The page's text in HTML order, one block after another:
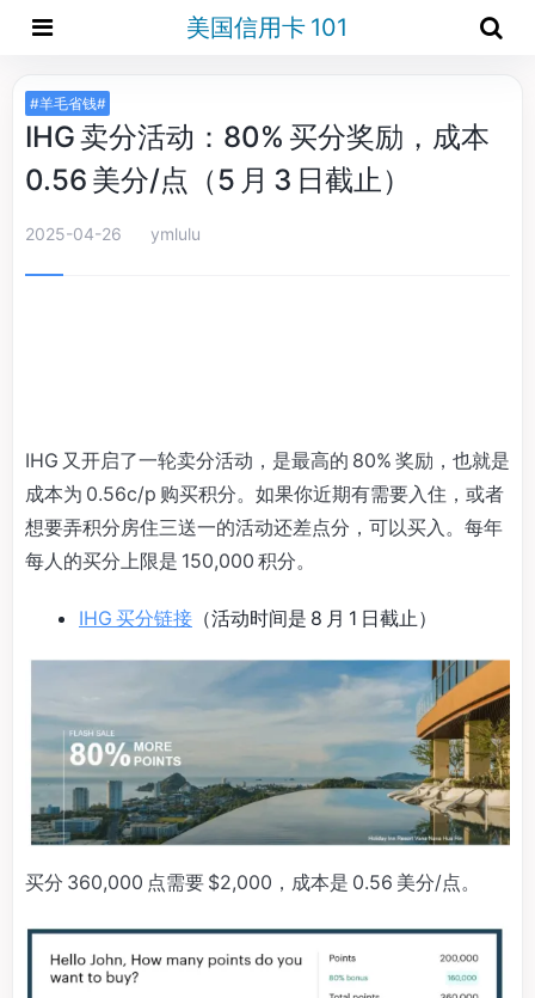
美国信用卡 101
#羊毛省钱#
IHG 卖分活动：80% 买分奖励，成本
0.56 美分/点（5 月 3 日截止）
2025-04-26 ymlulu
IHG 又开启了一轮卖分活动，是最高的 80% 奖励，也就是
成本为 0.56c/p 购买积分。如果你近期有需要入住，或者
想要弄积分房住三送一的活动还差点分，可以买入。每年
每人的买分上限是 150,000 积分。
IHG 买分链接 （活动时间是 8 月 1 日截止）
买分 360,000 点需要 $2,000，成本是 0.56 美分/点。